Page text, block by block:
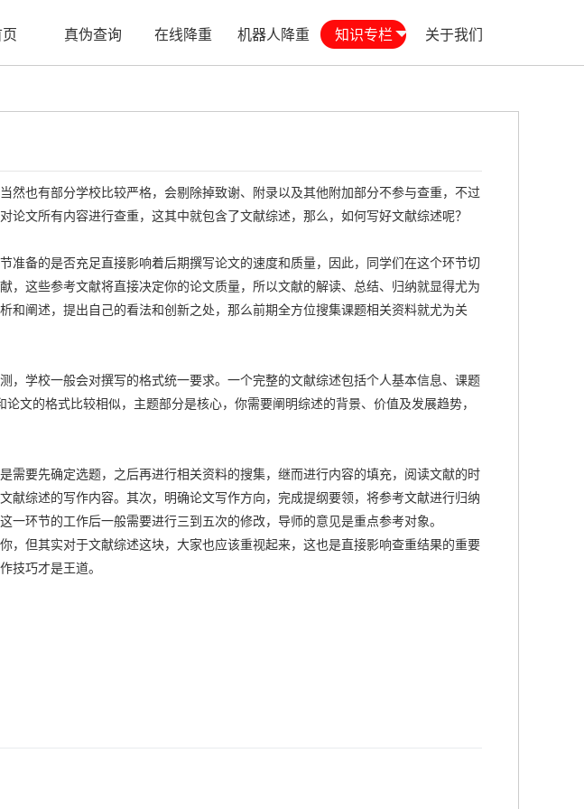
真伪查询 在线降重 机器人降重 知识专栏 关于我们
然也有部分学校比较严格，会剔除掉致谢、附录以及其他附加部分不参与查重，不过
文所有内容进行查重，这其中就包含了文献综述，那么，如何写好文献综述呢？
准备的是否充足直接影响着后期撰写论文的速度和质量，因此，同学们在这个环节切
，这些参考文献将直接决定你的论文质量，所以文献的解读、总结、归纳就显得尤为
和阐述，提出自己的看法和创新之处，那么前期全方位搜集课题相关资料就尤为关
，学校一般会对撰写的格式统一要求。一个完整的文献综述包括个人基本信息、课题
文的格式比较相似，主题部分是核心，你需要阐明综述的背景、价值及发展趋势，
需要先确定选题，之后再进行相关资料的搜集，继而进行内容的填充，阅读文献的时
献综述的写作内容。其次，明确论文写作方向，完成提纲要领，将参考文献进行归纳
环节的工作后一般需要进行三到五次的修改，导师的意见是重点参考对象。
，但其实对于文献综述这块，大家也应该重视起来，这也是直接影响查重结果的重要
技巧才是王道。